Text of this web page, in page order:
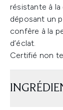
résistante à
déposant un
confère à la
d’éclat.
Certifié non